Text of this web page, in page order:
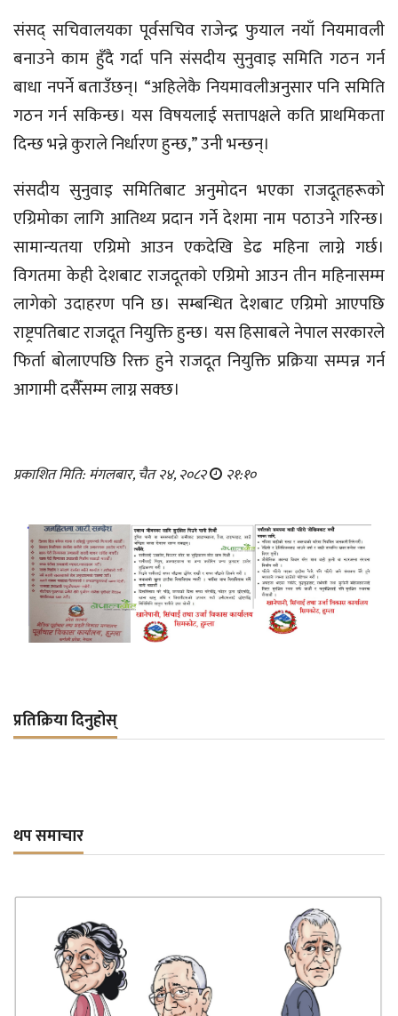
संसद् सचिवालयका पूर्वसचिव राजेन्द्र फुयाल नयाँ नियमावली
बनाउने काम हुँदै गर्दा पनि संसदीय सुनुवाइ समिति गठन गर्न
बाधा नपर्ने बताउँछन्। “अहिलेकै नियमावलीअनुसार पनि समिति
गठन गर्न सकिन्छ। यस विषयलाई सत्तापक्षले कति प्राथमिकता
दिन्छ भन्ने कुराले निर्धारण हुन्छ,” उनी भन्छन्।
संसदीय सुनुवाइ समितिबाट अनुमोदन भएका राजदूतहरूको
एग्रिमोका लागि आतिथ्य प्रदान गर्ने देशमा नाम पठाउने गरिन्छ।
सामान्यतया एग्रिमो आउन एकदेखि डेढ महिना लाग्ने गर्छ।
विगतमा केही देशबाट राजदूतको एग्रिमो आउन तीन महिनासम्म
लागेको उदाहरण पनि छ। सम्बन्धित देशबाट एग्रिमो आएपछि
राष्ट्रपतिबाट राजदूत नियुक्ति हुन्छ। यस हिसाबले नेपाल सरकारले
फिर्ता बोलाएपछि रिक्त हुने राजदूत नियुक्ति प्रक्रिया सम्पन्न गर्न
आगामी दसैँसम्म लाग्न सक्छ।
प्रकाशित मिति: मंगलबार, चैत २४, २०८२ २१:१०
प्रतिक्रिया दिनुहोस्
थप समाचार